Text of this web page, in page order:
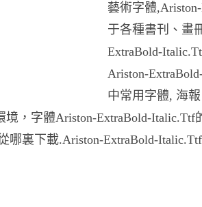
藝術字體
于各種書刊、畫
ExtraBold-
Ariston-
中常用字體, 海
境，字體Ariston-ExtraBold-Italic.Ttf
哪裏下載.Ariston-ExtraBold-